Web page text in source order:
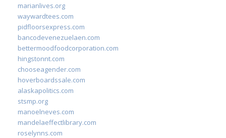
marianlives.org
waywardtees.com
pidfloorsexpress.com
bancodevenezuelaen.com
bettermoodfoodcorporation.com
hingstonnt.com
chooseagender.com
hoverboardssale.com
alaskapolitics.com
stsmp.org
manoelneves.com
mandelaeffectlibrary.com
roselynns.com